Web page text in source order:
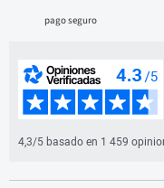
pago seguro
4,3/5 basado en 1 459